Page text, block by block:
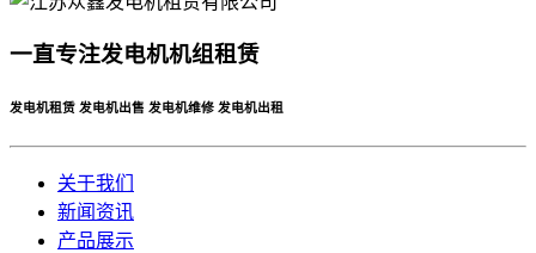
一直专注发电机机组租赁
发电机租赁 发电机出售 发电机维修 发电机出租
关于我们
新闻资讯
产品展示